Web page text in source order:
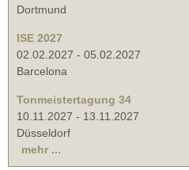
Dortmund
ISE 2027
02.02.2027 - 05.02.2027
Barcelona
Tonmeistertagung 34
10.11.2027 - 13.11.2027
Düsseldorf
mehr ...